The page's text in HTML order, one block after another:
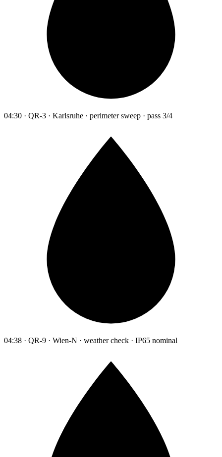
04:30 · QR-3 · Karlsruhe · perimeter sweep · pass 3/4
04:38 · QR-9 · Wien-N · weather check · IP65 nominal